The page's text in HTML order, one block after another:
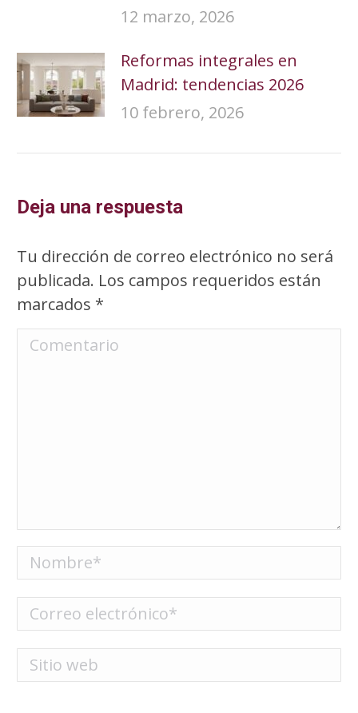
12 marzo, 2026
Reformas integrales en
Madrid: tendencias 2026
10 febrero, 2026
Deja una respuesta
Tu dirección de correo electrónico no será
publicada. Los campos requeridos están
marcados *
Comentario
Nombre *
Correo electrónico *
Sitio web